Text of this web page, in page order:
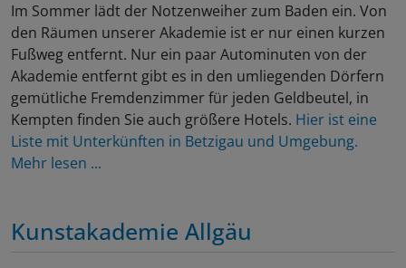
Im Sommer lädt der Notzenweiher zum Baden ein. Von
den Räumen unserer Akademie ist er nur einen kurzen
Fußweg entfernt. Nur ein paar Autominuten von der
Akademie entfernt gibt es in den umliegenden Dörfern
gemütliche Fremdenzimmer für jeden Geldbeutel, in
Kempten finden Sie auch größere Hotels. Hier ist eine
Liste mit Unterkünften in Betzigau und Umgebung.
Mehr lesen ...
Kunstakademie Allgäu